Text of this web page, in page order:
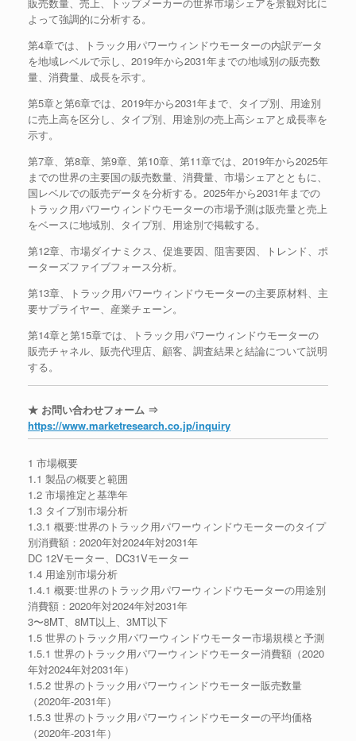
よって強調的に分析する。
第4章では、トラック用パワーウィンドウモーターの内訳データ
を地域レベルで示し、2019年から2031年までの地域別の販売数
量、消費量、成長を示す。
第5章と第6章では、2019年から2031年まで、タイプ別、用途別
に売上高を区分し、タイプ別、用途別の売上高シェアと成長率を
示す。
第7章、第8章、第9章、第10章、第11章では、2019年から2025年
までの世界の主要国の販売数量、消費量、市場シェアとともに、
国レベルでの販売データを分析する。2025年から2031年までの
トラック用パワーウィンドウモーターの市場予測は販売量と売上
をベースに地域別、タイプ別、用途別で掲載する。
第12章、市場ダイナミクス、促進要因、阻害要因、トレンド、ポ
ーターズファイブフォース分析。
第13章、トラック用パワーウィンドウモーターの主要原材料、主
要サプライヤー、産業チェーン。
第14章と第15章では、トラック用パワーウィンドウモーターの
販売チャネル、販売代理店、顧客、調査結果と結論について説明
する。
★ お問い合わせフォーム ⇒
https://www.marketresearch.co.jp/inquiry
1 市場概要
1.1 製品の概要と範囲
1.2 市場推定と基準年
1.3 タイプ別市場分析
1.3.1 概要:世界のトラック用パワーウィンドウモーターのタイプ
別消費額：2020年対2024年対2031年
DC 12Vモーター、DC31Vモーター
1.4 用途別市場分析
1.4.1 概要:世界のトラック用パワーウィンドウモーターの用途別
消費額：2020年対2024年対2031年
3〜8MT、8MT以上、3MT以下
1.5 世界のトラック用パワーウィンドウモーター市場規模と予測
1.5.1 世界のトラック用パワーウィンドウモーター消費額（2020
年対2024年対2031年）
1.5.2 世界のトラック用パワーウィンドウモーター販売数量
（2020年-2031年）
1.5.3 世界のトラック用パワーウィンドウモーターの平均価格
（2020年-2031年）